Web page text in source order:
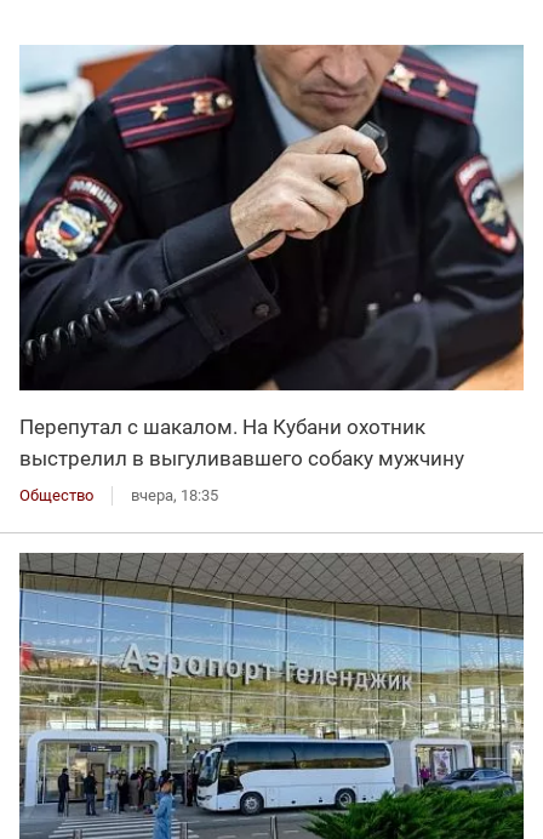
Перепутал с шакалом. На Кубани охотник
выстрелил в выгуливавшего собаку мужчину
Общество вчера, 18:35